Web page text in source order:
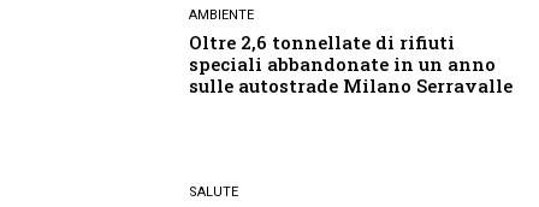
AMBIENTE
Oltre 2,6 tonnellate di rifiuti
speciali abbandonate in un anno
sulle autostrade Milano Serravalle
SALUTE